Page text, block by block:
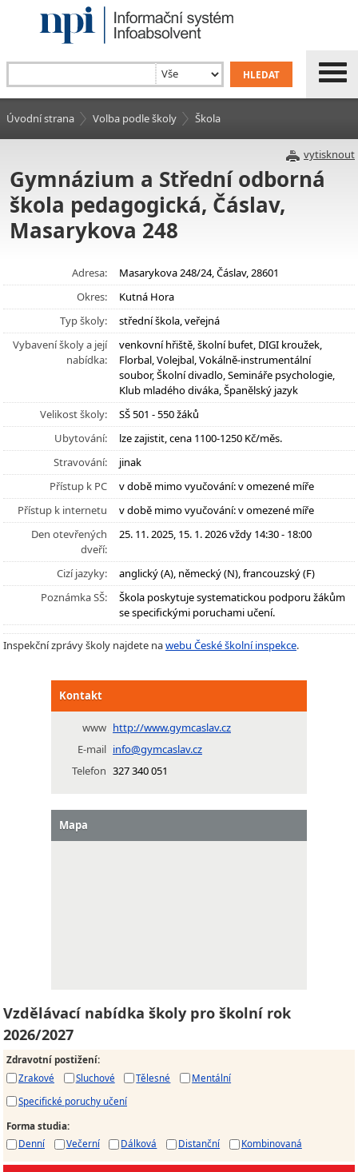
Úvodní strana Volba podle školy Škola
vytisknout
Gymnázium a Střední odborná
škola pedagogická, Čáslav,
Masarykova 248
Adresa:
Masarykova 248/24, Čáslav, 28601
Okres:
Kutná Hora
Typ školy:
střední škola, veřejná
Vybavení školy a její
nabídka:
venkovní hřiště, školní bufet, DIGI kroužek,
Florbal, Volejbal, Vokálně-instrumentální
soubor, Školní divadlo, Semináře psychologie,
Klub mladého diváka, Španělský jazyk
Velikost školy:
SŠ 501 - 550 žáků
Ubytování:
lze zajistit, cena 1100-1250 Kč/měs.
Stravování:
jinak
Přístup k PC
v době mimo vyučování: v omezené míře
Přístup k internetu
v době mimo vyučování: v omezené míře
Den otevřených
dveří:
25. 11. 2025, 15. 1. 2026 vždy 14:30 - 18:00
Cizí jazyky:
anglický (A), německý (N), francouzský (F)
Poznámka SŠ:
Škola poskytuje systematickou podporu žákům
se specifickými poruchami učení.
Inspekční zprávy školy najdete nawebu České školní inspekce.
Kontakt
www http://www.gymcaslav.cz
E-mail info@gymcaslav.cz
Telefon 327 340 051
Mapa
Vzdělávací nabídka školy pro školní rok
2026/2027
Zdravotní postižení:
Zrakové
Sluchové Tělesné
Mentální
Specifické poruchy učení
Forma studia:
Denní
Večerní Dálková Distanční Kombinovaná